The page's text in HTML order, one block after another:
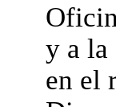
y a la
en el